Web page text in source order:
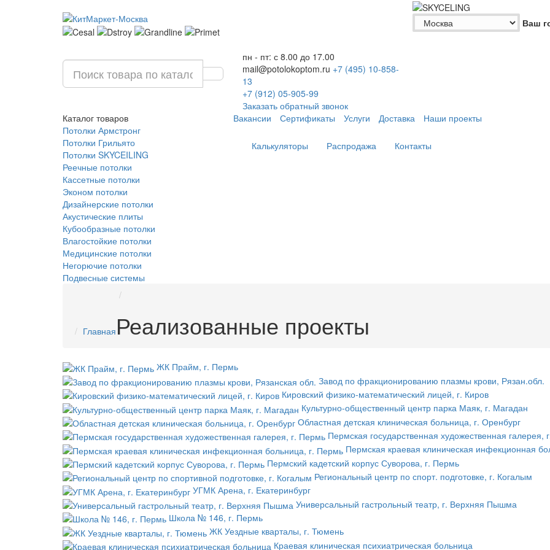
Ваш
пн - пт: с 8.00 до 17.00
mail@potolokoptom.ru +7 (495) 10-858-
13
+7 (912) 05-905-99
Заказать обратный звонок
Каталог товаров
Потолки Армстронг
Потолки Грильято
Потолки SKYCEILING
Реечные потолки
Кассетные потолки
Эконом потолки
Дизайнерские потолки
Акустические плиты
Кубообразные потолки
Влагостойкие потолки
Медицинские потолки
Негорючие потолки
Подвесные системы
Вакансии Сертификаты Услуги Доставка Наши проекты
Калькуляторы Распродажа Контакты
Главная Реализованные проекты
ЖК Прайм, г. Пермь
Завод по фракционированию плазмы крови, Рязан.обл.
Кировский физико-математический лицей, г. Киров
Культурно-общественный центр парка Маяк, г. Магадан
Областная детская клиническая больница, г. Оренбург
Пермская государственная художественная галерея,
Пермская краевая клиническая инфекционная
Пермский кадетский корпус Суворова, г. Пермь
Региональный центр по спорт. подготовке, г. Когалым
УГМК Арена, г. Екатеринбург
Универсальный гастрольный театр, г. Верхняя Пышма
Школа № 146, г. Пермь
ЖК Уездные кварталы, г. Тюмень
Краевая клиническая психиатрическая больница